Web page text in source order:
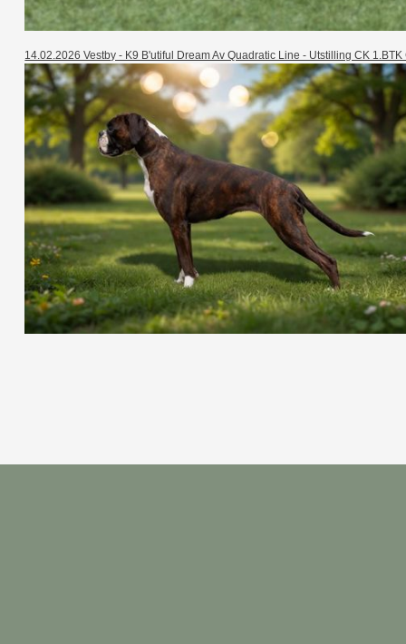
14.02.2026 Vestby - K9 B'utiful Dream Av Quadratic Line - Utstilling CK 1.BTK